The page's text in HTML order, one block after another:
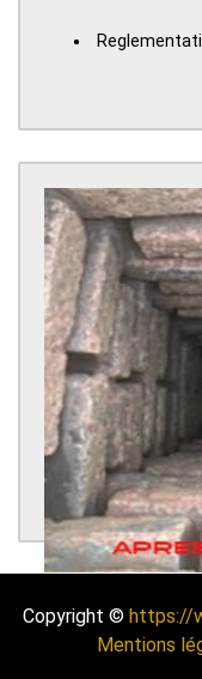
Copyright © https://
Mentions